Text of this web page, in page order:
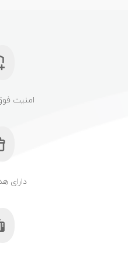
امنیت
دارای